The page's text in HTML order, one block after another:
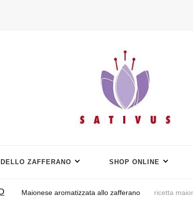
ZAFFERANO SHOP ONLINE
Maionese aromatizzata allo zafferano ricetta